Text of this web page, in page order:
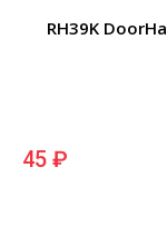
RH39K
45 ₽